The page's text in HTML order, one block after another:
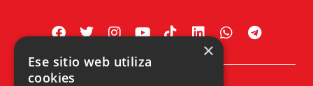
×
Ese sitio web utiliza
cookies